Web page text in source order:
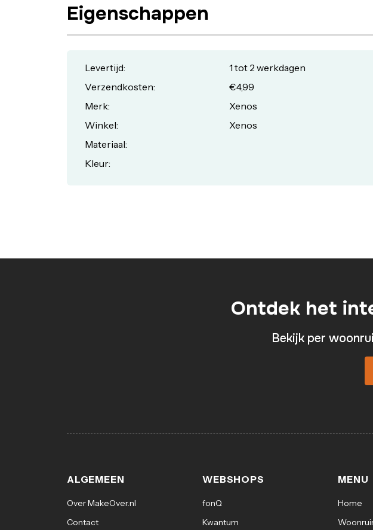
Eigenschappen
Levertijd:
1 tot 2 werkdagen
Verzendkosten:
€4,99
Merk:
Xenos
Winkel:
Xenos
Materiaal:
Kleur:
Ontdek het
Bekijk per
ALGEMEEN
Over MakeOver.nl
Contact
WEBSHOPS
fonQ
Kwantum
MENU
Home